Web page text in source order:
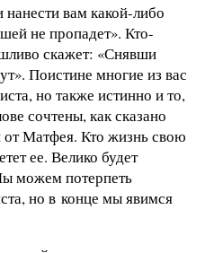
вам какой-либо
не пропадет». Кто-
скажет: «Снявши
Поистине многие из вас
но также истинно и то,
сочтены, как сказано
Матфея. Кто жизнь свою
ее. Велико будет
можем потерпеть
но в конце мы явимся